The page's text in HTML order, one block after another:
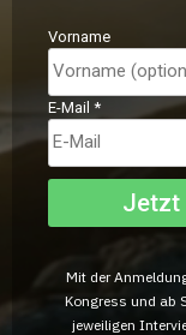
Vorname
E-Mail *
Jetzt
Mit der
Kongress und ab
jeweiligen